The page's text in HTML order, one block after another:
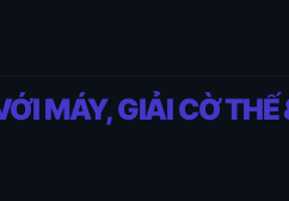
MÁY, GIẢI CỜ THẾ